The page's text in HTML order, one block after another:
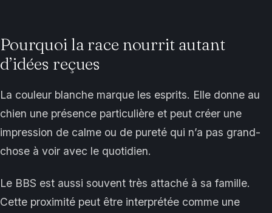
Pourquoi la race nourrit autant
d’idées reçues
La couleur blanche marque les esprits. Elle donne au
chien une présence particulière et peut créer une
impression de calme ou de pureté qui n’a pas grand-
chose à voir avec le quotidien.
Le BBS est aussi souvent très attaché à sa famille.
Cette proximité peut être interprétée comme une